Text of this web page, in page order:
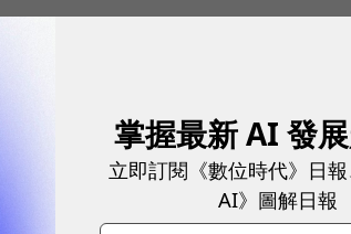
能透明」的目標
報告，以確保託管人持有客戶完整
如果公開幣安所屬的全部錢包地
私和安全，並影響市場競爭。
掌握最新 AI 發
立即訂閱《數位時代》日
AI》圖解日報